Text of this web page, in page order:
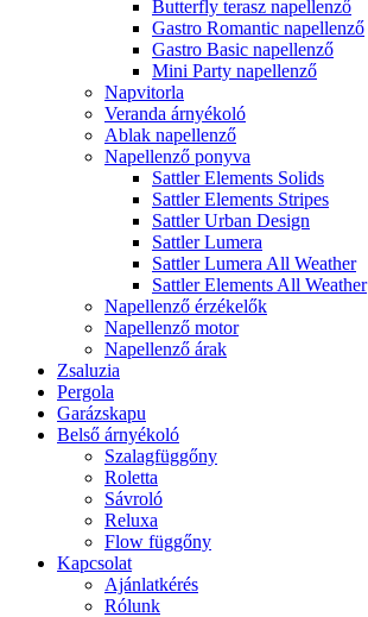
Butterfly terasz napellenző
Gastro Romantic napellenző
Gastro Basic napellenző
Mini Party napellenző
Napvitorla
Veranda árnyékoló
Ablak napellenző
Napellenző ponyva
Sattler Elements Solids
Sattler Elements Stripes
Sattler Urban Design
Sattler Lumera
Sattler Lumera All Weather
Sattler Elements All Weather
Napellenző érzékelők
Napellenző motor
Napellenző árak
Zsaluzia
Pergola
Garázskapu
Belső árnyékoló
Szalagfüggőny
Roletta
Sávroló
Reluxa
Flow függőny
Kapcsolat
Ajánlatkérés
Rólunk